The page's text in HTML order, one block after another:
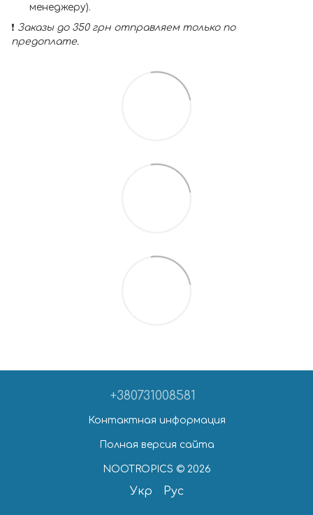
менеджеру).
❗️ Заказы до 350 грн отправляем только по
предоплате.
+380731008581
Контактная информация
Полная версия сайта
NOOTROPICS © 2026
Укр Рус